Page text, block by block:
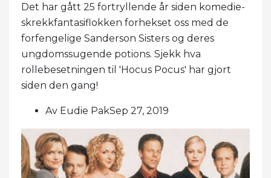
Det har gått 25 fortryllende år siden komedie-
skrekkfantasiflokken forhekset oss med de
forfengelige Sanderson Sisters og deres
ungdomssugende potions. Sjekk hva
rollebesetningen til 'Hocus Pocus' har gjort
siden den gang!
Av Eudie PakSep 27, 2019